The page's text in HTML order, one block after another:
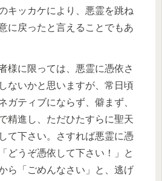
キッカケにより、悪霊を跳ね
に戻ったと言えることでもあ
様に限っては、悪霊に憑依さ
ないかと思いますが、常日頃
ガティブにならず、僻まず、
精進し、ただひたすらに聖天
て下さい。さすれば悪霊に憑
どうぞ憑依して下さい！」と
ら「ごめんなさい」と、逃げ